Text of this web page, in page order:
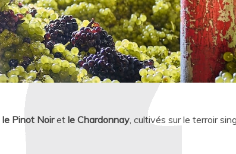
le Pinot Noiret le Chardonnay, cultivés sur le terroir